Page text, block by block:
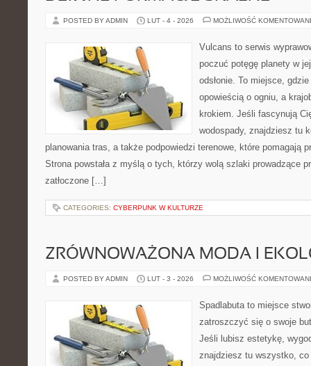
POSTED BY ADMIN LUT - 4 - 2026 MOŻLIWOŚĆ
Vulcans to serwis
poczuć potęgę planety w
odsłonie. To miejsce,
opowieścią o ogniu, a
krokiem. Jeśli fascynują
wodospady, znajdziesz tu
planowania tras, a także podpowiedzi terenowe, które pomagają
Strona powstała z myślą o tych, którzy wolą szlaki prowadzące
zatłoczone […]
CATEGORIES: CYBERPUNK W KULTURZE
ZRÓWNOWAŻONA MODA I
POSTED BY ADMIN LUT - 3 - 2026 MOŻLIWOŚĆ
Spadlabuta to miejsce
zatroszczyć się o swoje
Jeśli lubisz estetykę,
znajdziesz tu wszystko,